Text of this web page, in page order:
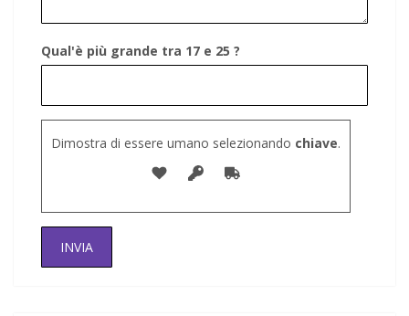
Qual'è più grande tra 17 e 25 ?
Dimostra di essere umano selezionando chiave.